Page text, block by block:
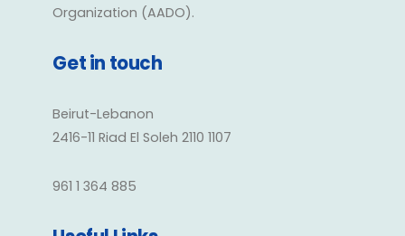
Organization (AADO).
Get in touch
Beirut-Lebanon
2416-11 Riad El Soleh 2110 1107
961 1 364 885